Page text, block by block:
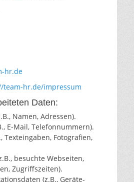
hr.de
team-hr.de/impressum
Daten:
Namen, Adressen).
E-Mail, Telefonnummern).
Texteingaben, Fotografien,
besuchte Webseiten,
Zugriffszeiten).
(z.B., Geräte-